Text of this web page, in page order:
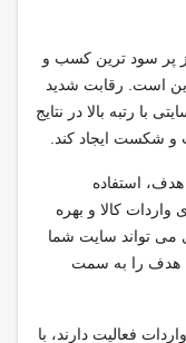
پر سود ترین کسب و
است. رقابت شدید
با رتبه بالا در نتایج
شکست ایجاد کند.
هدف، استفاده
واردات کالا و بهره
می تواند سایت شما
هدف را به سمت
فعالیت دارند، با